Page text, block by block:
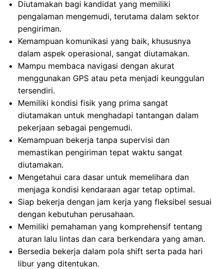
Diutamakan bagi kandidat yang memiliki
pengalaman mengemudi, terutama dalam sektor
pengiriman.
Kemampuan komunikasi yang baik, khususnya
dalam aspek operasional, sangat diutamakan.
Mampu membaca navigasi dengan akurat
menggunakan GPS atau peta menjadi keunggulan
tersendiri.
Memiliki kondisi fisik yang prima sangat
diutamakan untuk menghadapi tantangan dalam
pekerjaan sebagai pengemudi.
Kemampuan bekerja tanpa supervisi dan
memastikan pengiriman tepat waktu sangat
diutamakan.
Mengetahui cara dasar untuk memelihara dan
menjaga kondisi kendaraan agar tetap optimal.
Siap bekerja dengan jam kerja yang fleksibel sesuai
dengan kebutuhan perusahaan.
Memiliki pemahaman yang komprehensif tentang
aturan lalu lintas dan cara berkendara yang aman.
Bersedia bekerja dalam pola shift serta pada hari
libur yang ditentukan.